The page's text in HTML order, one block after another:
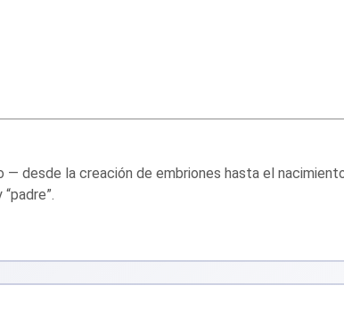
desde la creación de embriones hasta el